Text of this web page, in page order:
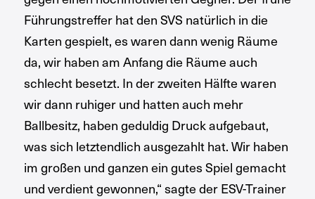
Führungstreffer hat den SVS natürlich in die
Karten gespielt, es waren dann wenig Räume
da, wir haben am Anfang die Räume auch
schlecht besetzt. In der zweiten Hälfte waren
wir dann ruhiger und hatten auch mehr
Ballbesitz, haben geduldig Druck aufgebaut,
was sich letztendlich ausgezahlt hat. Wir haben
im großen und ganzen ein gutes Spiel gemacht
und verdient gewonnen,“ sagte der ESV-Trainer